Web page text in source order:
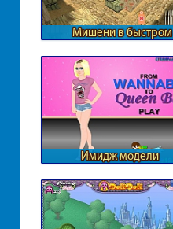
Мишени в быстром
Имидж модели